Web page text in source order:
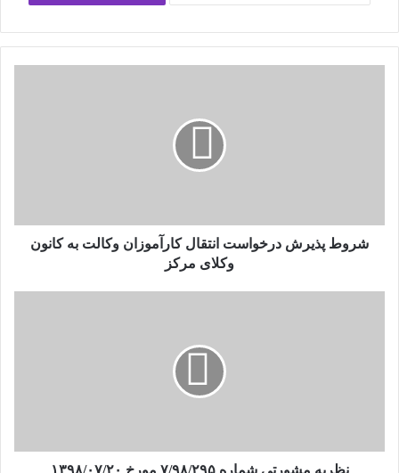
شروط پذیرش درخواست انتقال کارآموزان وکالت به کانون
وکلای مرکز
نظریه مشورتی شماره ۷/۹۸/۲۹۵ مورخ ۱۳۹۸/۰۷/۲۰